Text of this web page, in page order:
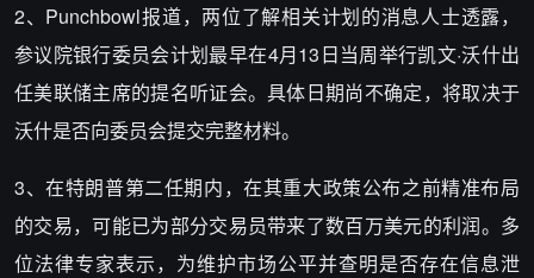
2、Punchbowl报道，两位了解相关计划的消息人士透露，
参议院银行委员会计划最早在4月13日当周举行凯文·沃什出
任美联储主席的提名听证会。具体日期尚不确定，将取决于
沃什是否向委员会提交完整材料。
3、在特朗普第二任期内，在其重大政策公布之前精准布局
的交易，可能已为部分交易员带来了数百万美元的利润。多
位法律专家表示，为维护市场公平并查明是否存在信息泄